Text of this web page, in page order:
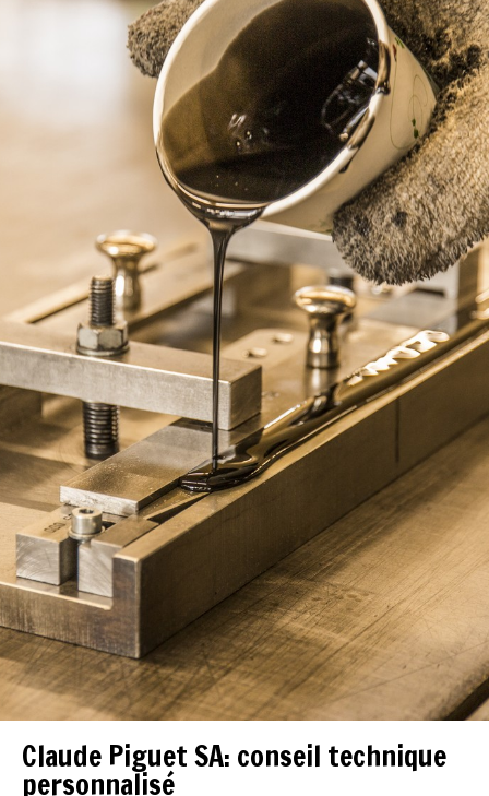
Claude Piguet SA: conseil technique
personnalisé